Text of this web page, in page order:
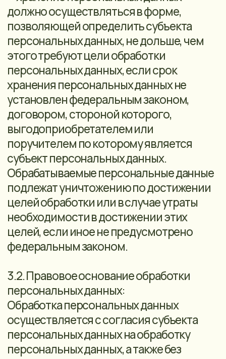
• устное общение с контрагентами (в
том числе клиентами, потенциальными
клиентами) производится по
специально выделенной телефонной
линии Оператора. При этом рабочее
место сотрудника Оператора, которому
поручено общение, обеспечивается
техническими средствами,
позволяющими в автоматизированном
режиме вести регистрацию телефонных
вызовов, а также (с согласия субъекта
персональных данных) вести
аудиозапись переговоров. В данной
ситуации аудиозапись полученного
устного согласия является надлежащей;
• если документирование информации в
виде аудиозаписи на цифровой
диктофон или аудиокассету
проводилось физическим лицом по
собственной инициативе скрытно, а
порой с целью искусственного создания
доказательств, то данные
доказательства признаются
юридической силы на основании ч. 2 ст.
50 Конституции Российской Федерации.
4. ЦЕЛИ ОБРАБОТКИ, КАТЕГОРИИ
СУБЪЕКТОВ ПЕРСОНАЛЬНЫХ ДАННЫХ,
КАТЕГОРИИ И ПЕРЕЧЕНЬ
ОБРАБАТЫВАЕМЫХ ПЕРСОНАЛЬНЫХ
ДАННЫХ, СПОСОБЫ, СРОКИ ИХ
ОБРАБОТКИ И ХРАНЕНИЯ, ПОРЯДОК